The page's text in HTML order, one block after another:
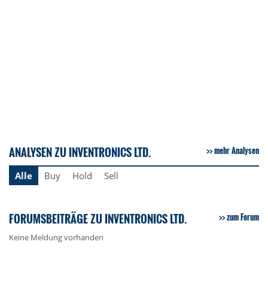
ANALYSEN ZU INVENTRONICS LTD. mehr Analysen
Alle Buy Hold Sell
FORUMSBEITRÄGE ZU INVENTRONICS LTD. zum Forum
Keine Meldung vorhanden